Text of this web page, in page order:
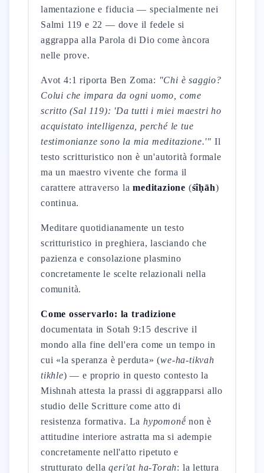
lamentazione e fiducia — specialmente nei
Salmi 119 e 22 — dove il fedele si
aggrappa alla Parola di Dio come àncora
nelle prove.
Avot 4:1 riporta Ben Zoma: "Chi è saggio?
Colui che impara da ogni uomo, come
scritto (Sal 119): 'Da tutti i miei maestri ho
acquistato intelligenza, perché le tue
testimonianze sono la mia meditazione.'" Il
testo scritturistico non è un'autorità formale
ma un maestro vivente che forma il
carattere attraverso lameditazione (śîḥāh)
continua.
Meditare quotidianamente un testo
scritturistico in preghiera, lasciando che
pazienza e consolazione plasmino
concretamente le scelte relazionali nella
comunità.
Come osservarlo: la tradizione
documentata in Sotah 9:15 descrive il
mondo alla fine dell'era come un tempo in
cui «la speranza è perduta» (we-ha-tikvah
tikhle) — e proprio in questo contesto la
Mishnah attesta la prassi di aggrapparsi allo
studio delle Scritture come atto di
resistenza formativa. Lahypomonḗnon è
attitudine interiore astratta ma si adempie
concretamente nell'atto ripetuto e
strutturato dellaqeri'at ha-Torah: la lettura